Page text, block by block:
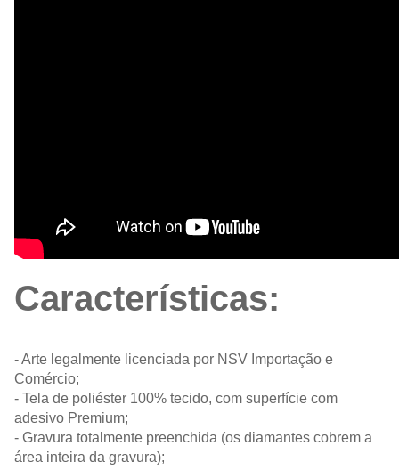
Características:
- Arte legalmente licenciada por NSV Importação e
Comércio;
- Tela de poliéster 100% tecido, com superfície com
adesivo Premium;
- Gravura totalmente preenchida (os diamantes cobrem a
área inteira da gravura);